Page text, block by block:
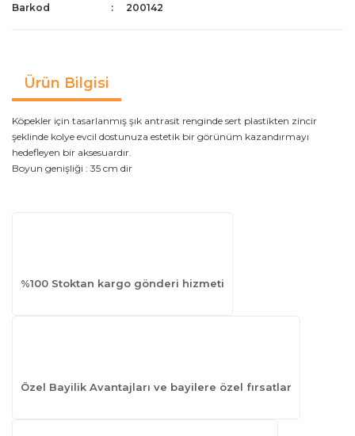
Barkod
200142
Ürün Bilgisi
Köpekler için tasarlanmış şık antrasit renginde sert plastikten zincir
şeklinde kolye evcil dostunuza estetik bir görünüm kazandırmayı
hedefleyen bir aksesuardır.
Boyun genişliği : 35 cm dir
%100 Stoktan kargo gönderi hizmeti
Özel Bayilik Avantajları ve bayilere özel fırsatlar